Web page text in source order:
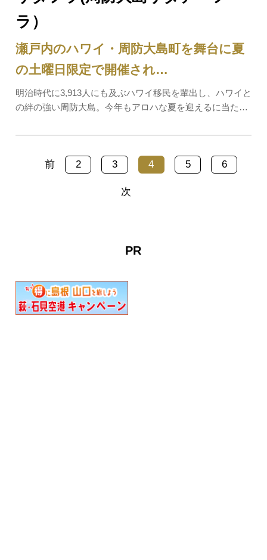
ラ）
瀬戸内のハワイ・周防大島町を舞台に夏
の土曜日限定で開催され…
明治時代に3,913人にも及ぶハワイ移民を輩出し、ハワイと
の絆の強い周防大島。今年もアロハな夏を迎えるに当たっ
ラ、略して「サタフラ」を開催します。各会場で繰り広げ
前 2 3 4 5 6
次
PR